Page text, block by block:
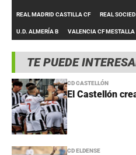
TE PUEDE
CD CASTELLÓN
El Castellón
CD ELDENSE
REAL MADRID CASTILLA CF REAL
U.D. ALMERÍA B VALENCIA CF MESTALLA